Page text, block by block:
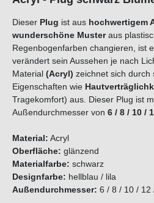
Dieser Plug ist aus hochwertigem
wunderschöne Musteraus
Regenbogenfarben changieren, ist
verändert sein Aussehen je nach
Material (Acryl) zeichnet sich durch
Eigenschaften wie
Tragekomfort) aus. Dieser Plug ist
Außendurchmesser von 6 / 8 / 10 /
Material: Acryl
Oberfläche: glänzend
Materialfarbe: schwarz
Designfarbe: hellblau / lila
Außendurchmesser: 6 / 8 / 10 / 12